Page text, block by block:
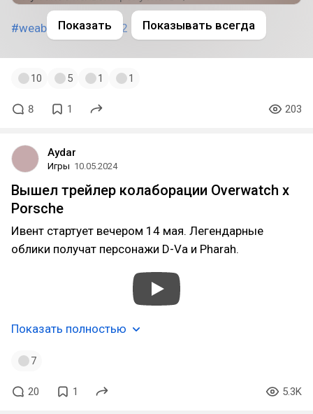
#weaboo #ow1 #ow2 #ow1.5#blizzard
Показать Показывать всегда
10 5 1 1
8 1 203
Aydar
Игры 10.05.2024
Вышел трейлер колаборации Overwatch x
Porsche
Ивент стартует вечером 14 мая. Легендарные
облики получат персонажи D-Va и Pharah.
Показать полностью
7
20 1 5.3K